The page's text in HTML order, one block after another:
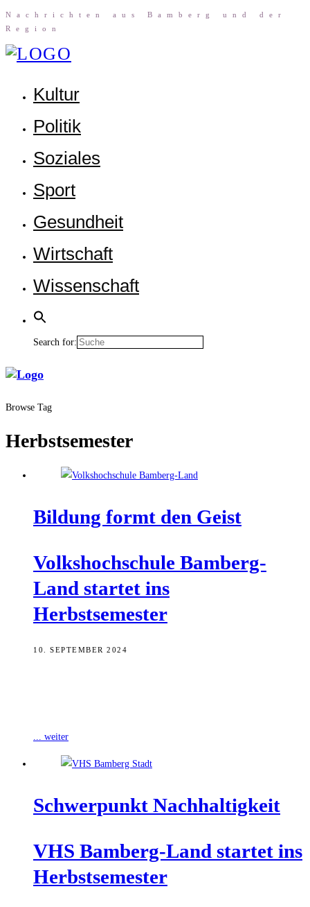
Nach­rich­ten aus Bam­berg und der
Region
Kul­tur
Poli­tik
Sozia­les
Sport
Gesund­heit
Wirt­schaft
Wis­sen­schaft
Search for:
Browse Tag
Herbstsemester
Bil­dung formt den Geist
Volks­hoch­schu­le Bam­berg-
Land star­tet ins
Herbstsemester
10. SEPTEMBER 2024
... weiter
Schwer­punkt Nachhaltigkeit
VHS Bam­berg-Land star­tet ins
Herbstsemester